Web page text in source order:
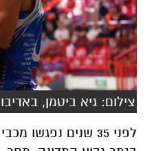
צילום: גיא ביטמן,
לפני 35 שנים